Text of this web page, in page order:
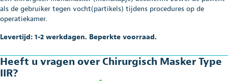
als de gebruiker tegen vocht(partikels) tijdens procedures op de
operatiekamer.
Levertijd: 1-2 werkdagen. Beperkte voorraad.
Heeft u vragen over Chirurgisch Masker Type
IIR?